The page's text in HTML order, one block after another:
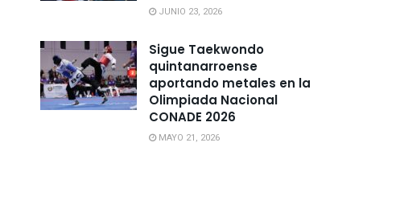
JUNIO 23, 2026
Sigue Taekwondo
quintanarroense
aportando metales en la
Olimpiada Nacional
CONADE 2026
MAYO 21, 2026